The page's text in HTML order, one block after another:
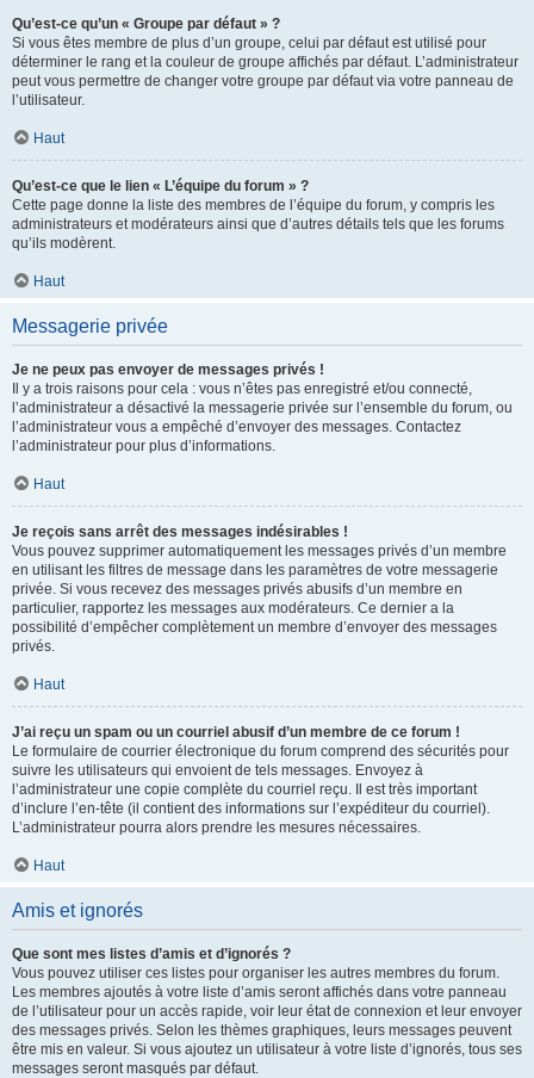
Qu’est-ce qu’un « Groupe par défaut » ?
Si vous êtes membre de plus d’un groupe, celui par défaut est utilisé pour
déterminer le rang et la couleur de groupe affichés par défaut. L’administrateur
peut vous permettre de changer votre groupe par défaut via votre panneau de
l’utilisateur.
Haut
Qu’est-ce que le lien « L’équipe du forum » ?
Cette page donne la liste des membres de l’équipe du forum, y compris les
administrateurs et modérateurs ainsi que d’autres détails tels que les forums
qu’ils modèrent.
Haut
Messagerie privée
Je ne peux pas envoyer de messages privés !
Il y a trois raisons pour cela : vous n’êtes pas enregistré et/ou connecté,
l’administrateur a désactivé la messagerie privée sur l’ensemble du forum, ou
l’administrateur vous a empêché d’envoyer des messages. Contactez
l’administrateur pour plus d’informations.
Haut
Je reçois sans arrêt des messages indésirables !
Vous pouvez supprimer automatiquement les messages privés d’un membre
en utilisant les filtres de message dans les paramètres de votre messagerie
privée. Si vous recevez des messages privés abusifs d’un membre en
particulier, rapportez les messages aux modérateurs. Ce dernier a la
possibilité d’empêcher complètement un membre d’envoyer des messages
privés.
Haut
J’ai reçu un spam ou un courriel abusif d’un membre de ce forum !
Le formulaire de courrier électronique du forum comprend des sécurités pour
suivre les utilisateurs qui envoient de tels messages. Envoyez à
l’administrateur une copie complète du courriel reçu. Il est très important
d’inclure l’en-tête (il contient des informations sur l’expéditeur du courriel).
L’administrateur pourra alors prendre les mesures nécessaires.
Haut
Amis et ignorés
Que sont mes listes d’amis et d’ignorés ?
Vous pouvez utiliser ces listes pour organiser les autres membres du forum.
Les membres ajoutés à votre liste d’amis seront affichés dans votre panneau
de l’utilisateur pour un accès rapide, voir leur état de connexion et leur envoyer
des messages privés. Selon les thèmes graphiques, leurs messages peuvent
être mis en valeur. Si vous ajoutez un utilisateur à votre liste d’ignorés, tous ses
messages seront masqués par défaut.